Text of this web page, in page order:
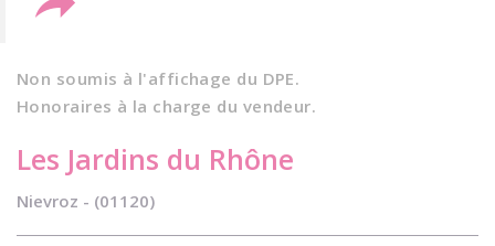
Les Jardins du Rhône
Nievroz - (01120)
Non soumis à l'affichage du DPE.
Honoraires à la charge du vendeur.